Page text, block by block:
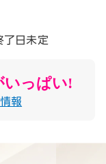
了日未定
いっぱい!
報